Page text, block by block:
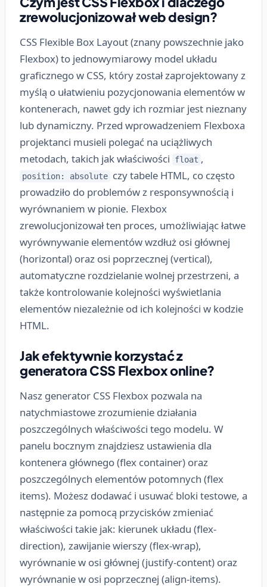
zrewolucjonizował web design?
CSS Flexible Box Layout (znany powszechnie jako
Flexbox) to jednowymiarowy model układu
graficznego w CSS, który został zaprojektowany z
myślą o ułatwieniu pozycjonowania elementów w
kontenerach, nawet gdy ich rozmiar jest nieznany
lub dynamiczny. Przed wprowadzeniem Flexboxa
projektanci musieli polegać na uciążliwych
metodach, takich jak właściwości
float ,
position: absolute czy tabele HTML, co często
prowadziło do problemów z responsywnością i
wyrównaniem w pionie. Flexbox
zrewolucjonizował ten proces, umożliwiając łatwe
wyrównywanie elementów wzdłuż osi głównej
(horizontal) oraz osi poprzecznej (vertical),
automatyczne rozdzielanie wolnej przestrzeni, a
także kontrolowanie kolejności wyświetlania
elementów niezależnie od ich kolejności w kodzie
HTML.
Jak efektywnie korzystać z
generatora CSS Flexbox online?
Nasz generator CSS Flexbox pozwala na
natychmiastowe zrozumienie działania
poszczególnych właściwości tego modelu. W
panelu bocznym znajdziesz ustawienia dla
kontenera głównego (flex container) oraz
poszczególnych elementów potomnych (flex
items). Możesz dodawać i usuwać bloki testowe, a
następnie za pomocą przycisków zmieniać
właściwości takie jak: kierunek układu (flex-
direction), zawijanie wierszy (flex-wrap),
wyrównanie w osi głównej (justify-content) oraz
wyrównanie w osi poprzecznej (align-items).